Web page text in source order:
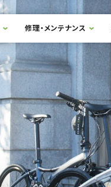
修理・メンテナンス